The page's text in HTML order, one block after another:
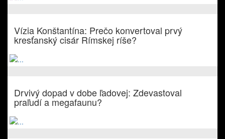
Vízia Konštantína: Prečo konvertoval prvý
kresťanský cisár Rímskej ríše?
Drvivý dopad v dobe ľadovej: Zdevastoval
praľudí a megafaunu?